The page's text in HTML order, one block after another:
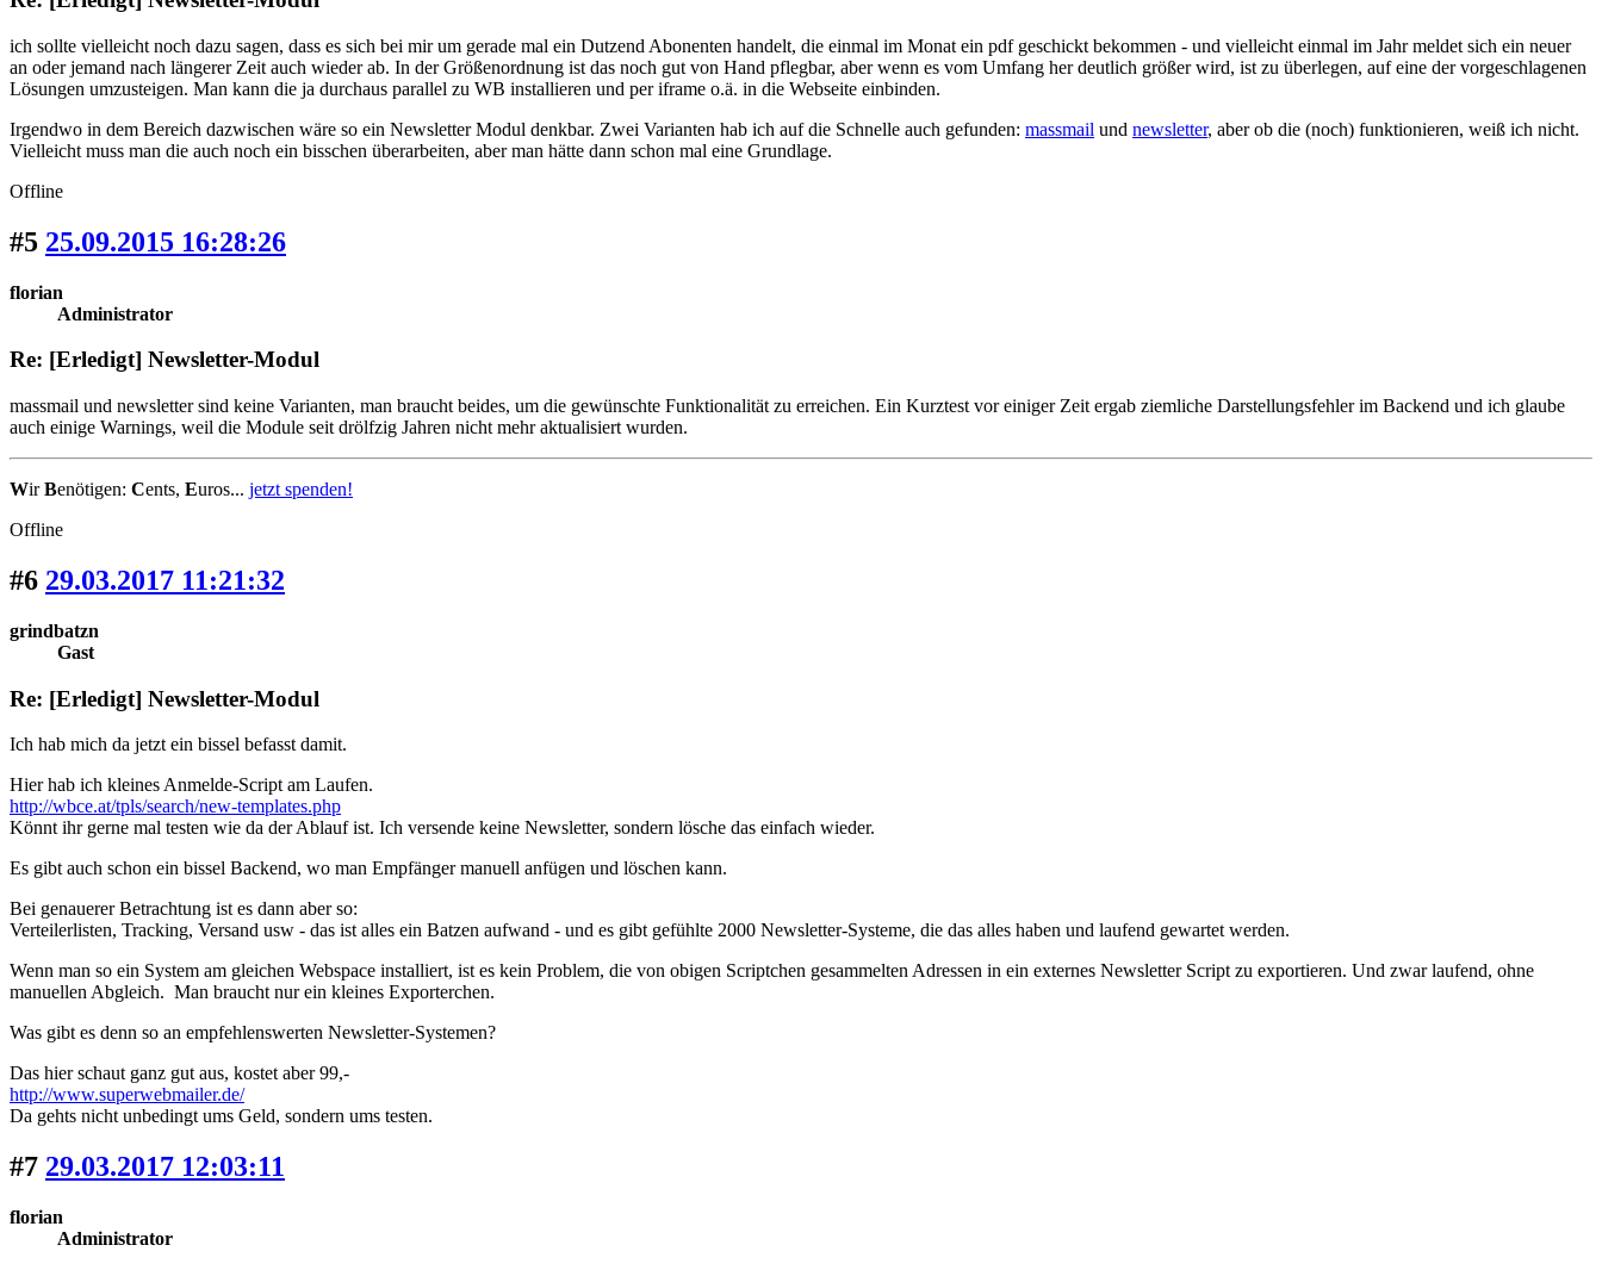
ich sollte vielleicht noch dazu sagen, dass es sich bei mir um gerade mal ein Dutzend Abonenten handelt, die einmal im Monat ein pdf geschickt bekommen - und vielleicht einmal im Jahr meldet sich ein neuer
an oder jemand nach längerer Zeit auch wieder ab. In der Größenordnung ist das noch gut von Hand pflegbar, aber wenn es vom Umfang her deutlich größer wird, ist zu überlegen, auf eine der vorgeschlagenen
Lösungen umzusteigen. Man kann die ja durchaus parallel zu WB installieren und per iframe o.ä. in die Webseite einbinden.
Irgendwo in dem Bereich dazwischen wäre so ein Newsletter Modul denkbar. Zwei Varianten hab ich auf die Schnelle auch gefunden: massmail und newsletter, aber ob die (noch) funktionieren, weiß ich nicht.
Vielleicht muss man die auch noch ein bisschen überarbeiten, aber man hätte dann schon mal eine Grundlage.
Offline
#5 25.09.2015 16:28:26
florian
Administrator
Re: [Erledigt] Newsletter-Modul
massmail und newsletter sind keine Varianten, man braucht beides, um die gewünschte Funktionalität zu erreichen. Ein Kurztest vor einiger Zeit ergab ziemliche Darstellungsfehler im Backend und ich glaube
auch einige Warnings, weil die Module seit drölfzig Jahren nicht mehr aktualisiert wurden.
WirBenötigen: Cents, Euros... jetzt spenden!
Offline
#6 29.03.2017 11:21:32
grindbatzn
Gast
Re: [Erledigt] Newsletter-Modul
Ich hab mich da jetzt ein bissel befasst damit.
Hier hab ich kleines Anmelde-Script am Laufen.
http://wbce.at/tpls/search/new-templates.php
Könnt ihr gerne mal testen wie da der Ablauf ist. Ich versende keine Newsletter, sondern lösche das einfach wieder.
Es gibt auch schon ein bissel Backend, wo man Empfänger manuell anfügen und löschen kann.
Bei genauerer Betrachtung ist es dann aber so:
Verteilerlisten, Tracking, Versand usw - das ist alles ein Batzen aufwand - und es gibt gefühlte 2000 Newsletter-Systeme, die das alles haben und laufend gewartet werden.
Wenn man so ein System am gleichen Webspace installiert, ist es kein Problem, die von obigen Scriptchen gesammelten Adressen in ein externes Newsletter Script zu exportieren. Und zwar laufend, ohne
manuellen Abgleich. Man braucht nur ein kleines Exporterchen.
Was gibt es denn so an empfehlenswerten Newsletter-Systemen?
Das hier schaut ganz gut aus, kostet aber 99,-
http://www.superwebmailer.de/
Da gehts nicht unbedingt ums Geld, sondern ums testen.
#7 29.03.2017 12:03:11
florian
Administrator